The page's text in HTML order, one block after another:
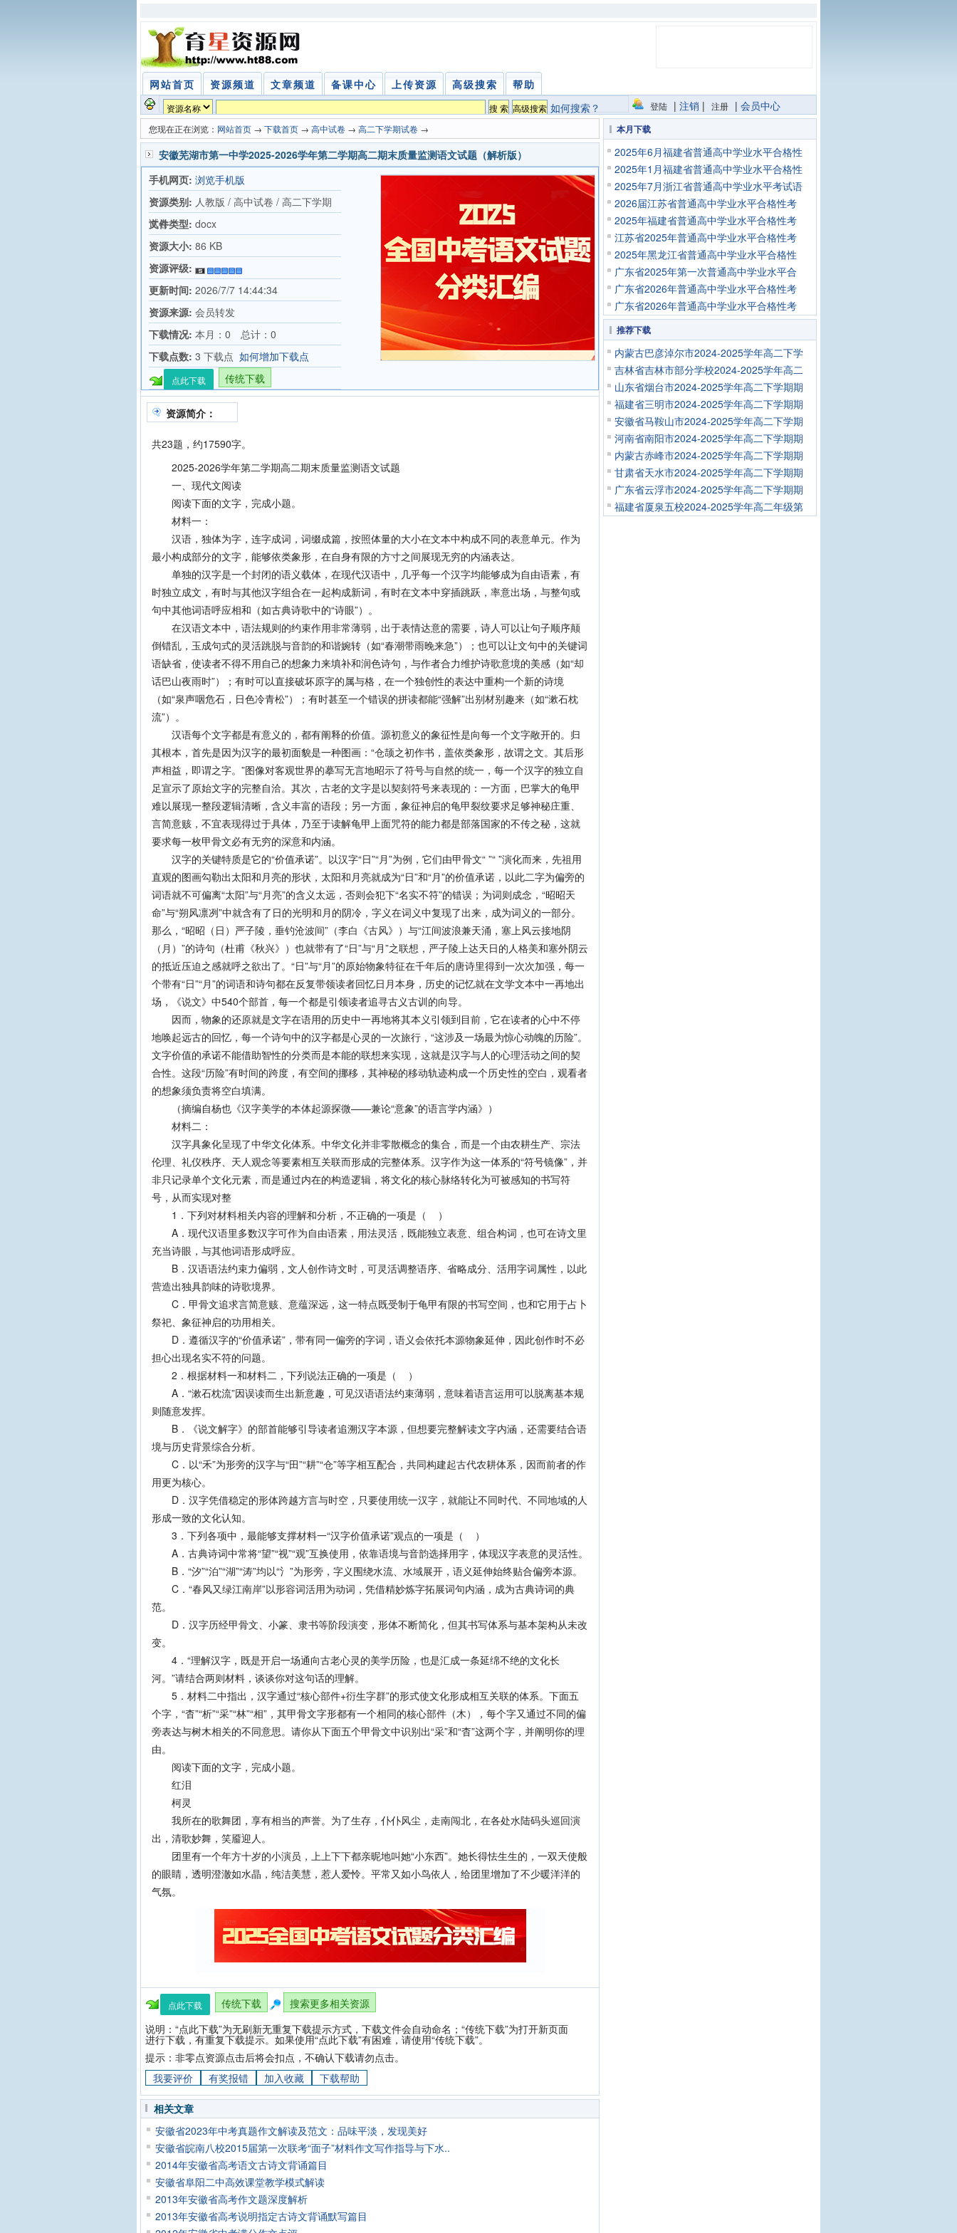
网站首页 资源频道 文章频道 备课中心 上传资源 高级搜索
帮助
如何搜索？
登陆 | 注销 | 注册 | 会员中心
您现在正在浏览： 网站首页 → 下载首页 → 高中试卷 → 高二下学期试卷 →
安徽芜湖市第一中学2025-2026学年第二学期高二期末质量监测语文试题（解析版）
手机网页: 浏览手机版
资源类别: 人教版 / 高中试卷 / 高二下学期
试卷
文件类型: docx
资源大小: 86 KB
资源评级:
更新时间: 2026/7/7 14:44:34
资源来源: 会员转发
下载情况: 本月：0 总计：0
下载点数: 3 下载点 如何增加下载点
点此下载 传统下载
资源简介：
共23题，约17590字。
2025-2026学年第二学期高二期末质量监测语文试题
一、现代文阅读
阅读下面的文字，完成小题。
材料一：
汉语，独体为字，连字成词，词缀成篇，按照体量的大小在文本中构成不同的表意单元。作为
最小构成部分的文字，能够依类象形，在自身有限的方寸之间展现无穷的内涵表达。
单独的汉字是一个封闭的语义载体，在现代汉语中，几乎每一个汉字均能够成为自由语素，有
时独立成文，有时与其他汉字组合在一起构成新词，有时在文本中穿插跳跃，率意出场，与整句或
句中其他词语呼应相和（如古典诗歌中的“诗眼”）。
在汉语文本中，语法规则的约束作用非常薄弱，出于表情达意的需要，诗人可以让句子顺序颠
倒错乱，玉成句式的灵活跳脱与音韵的和谐婉转（如“春潮带雨晚来急”）；也可以让文句中的关键词
语缺省，使读者不得不用自己的想象力来填补和润色诗句，与作者合力维护诗歌意境的美感（如“却
话巴山夜雨时”）；有时可以直接破坏原字的属与格，在一个独创性的表达中重构一个新的诗境
（如“泉声咽危石，日色冷青松”）；有时甚至一个错误的拼读都能“强解”出别材别趣来（如“漱石枕
流”）。
汉语每个文字都是有意义的，都有阐释的价值。源初意义的象征性是向每一个文字敞开的。归
其根本，首先是因为汉字的最初面貌是一种图画：“仓颉之初作书，盖依类象形，故谓之文。其后形
声相益，即谓之字。”图像对客观世界的摹写无言地昭示了符号与自然的统一，每一个汉字的独立自
足宣示了原始文字的完整自洽。其次，古老的文字是以契刻符号来表现的：一方面，巴掌大的龟甲
难以展现一整段逻辑清晰，含义丰富的语段；另一方面，象征神启的龟甲裂纹要求足够神秘庄重、
言简意赅，不宜表现得过于具体，乃至于读解龟甲上面咒符的能力都是部落国家的不传之秘，这就
要求每一枚甲骨文必有无穷的深意和内涵。
汉字的关键特质是它的“价值承诺”。以汉字“日”“月”为例，它们由甲骨文“ ”“ ”演化而来，先祖用
直观的图画勾勒出太阳和月亮的形状，太阳和月亮就成为“日”和“月”的价值承诺，以此二字为偏旁的
词语就不可偏离“太阳”与“月亮”的含义太远，否则会犯下“名实不符”的错误；为词则成念，“昭昭天
命”与“朔风凛冽”中就含有了日的光明和月的阴冷，字义在词义中复现了出来，成为词义的一部分。
那么，“昭昭（日）严子陵，垂钓沧波间”（李白《古风》）与“江间波浪兼天涌，塞上风云接地阴
（月）”的诗句（杜甫《秋兴》）也就带有了“日”与“月”之联想，严子陵上达天日的人格美和塞外阴云
的抵近压迫之感就呼之欲出了。“日”与“月”的原始物象特征在千年后的唐诗里得到一次次加强，每一
个带有“日”“月”的词语和诗句都在反复带领读者回忆日月本身，历史的记忆就在文学文本中一再地出
场，《说文》中540个部首，每一个都是引领读者追寻古义古训的向导。
因而，物象的还原就是文字在语用的历史中一再地将其本义引领到目前，它在读者的心中不停
地唤起远古的回忆，每一个诗句中的汉字都是心灵的一次旅行，“这涉及一场最为惊心动魄的历险”。
文字价值的承诺不能借助智性的分类而是本能的联想来实现，这就是汉字与人的心理活动之间的契
合性。这段“历险”有时间的跨度，有空间的挪移，其神秘的移动轨迹构成一个历史性的空白，观看者
的想象须负责将空白填满。
（摘编自杨也《汉字美学的本体起源探微——兼论“意象”的语言学内涵》）
材料二：
汉字具象化呈现了中华文化体系。中华文化并非零散概念的集合，而是一个由农耕生产、宗法
伦理、礼仪秩序、天人观念等要素相互关联而形成的完整体系。汉字作为这一体系的“符号镜像”，并
非只记录单个文化元素，而是通过内在的构造逻辑，将文化的核心脉络转化为可被感知的书写符
号，从而实现对整
1．下列对材料相关内容的理解和分析，不正确的一项是（ ）
A．现代汉语里多数汉字可作为自由语素，用法灵活，既能独立表意、组合构词，也可在诗文里
充当诗眼，与其他词语形成呼应。
B．汉语语法约束力偏弱，文人创作诗文时，可灵活调整语序、省略成分、活用字词属性，以此
营造出独具韵味的诗歌境界。
C．甲骨文追求言简意赅、意蕴深远，这一特点既受制于龟甲有限的书写空间，也和它用于占卜
祭祀、象征神启的功用相关。
D．遵循汉字的“价值承诺”，带有同一偏旁的字词，语义会依托本源物象延伸，因此创作时不必
担心出现名实不符的问题。
2．根据材料一和材料二，下列说法正确的一项是（ ）
A．“漱石枕流”因误读而生出新意趣，可见汉语语法约束薄弱，意味着语言运用可以脱离基本规
则随意发挥。
B．《说文解字》的部首能够引导读者追溯汉字本源，但想要完整解读文字内涵，还需要结合语
境与历史背景综合分析。
C．以“禾”为形旁的汉字与“田”“耕”“仓”等字相互配合，共同构建起古代农耕体系，因而前者的作
用更为核心。
D．汉字凭借稳定的形体跨越方言与时空，只要使用统一汉字，就能让不同时代、不同地域的人
形成一致的文化认知。
3．下列各项中，最能够支撑材料一“汉字价值承诺”观点的一项是（ ）
A．古典诗词中常将“望”“视”“观”互换使用，依靠语境与音韵选择用字，体现汉字表意的灵活性。
B．“汐”“泊”“湖”“涛”均以“氵”为形旁，字义围绕水流、水域展开，语义延伸始终贴合偏旁本源。
C．“春风又绿江南岸”以形容词活用为动词，凭借精妙炼字拓展词句内涵，成为古典诗词的典
范。
D．汉字历经甲骨文、小篆、隶书等阶段演变，形体不断简化，但其书写体系与基本架构从未改
变。
4．“理解汉字，既是开启一场通向古老心灵的美学历险，也是汇成一条延绵不绝的文化长
河。”请结合两则材料，谈谈你对这句话的理解。
5．材料二中指出，汉字通过“核心部件+衍生字群”的形式使文化形成相互关联的体系。下面五
个字，“杳”“析”“采”“林”“相”，其甲骨文字形都有一个相同的核心部件（木），每个字又通过不同的偏
旁表达与树木相关的不同意思。请你从下面五个甲骨文中识别出“采”和“杳”这两个字，并阐明你的理
由。
阅读下面的文字，完成小题。
红泪
柯灵
我所在的歌舞团，享有相当的声誉。为了生存，仆仆风尘，走南闯北，在各处水陆码头巡回演
出，清歌妙舞，笑靥迎人。
团里有一个年方十岁的小演员，上上下下都亲昵地叫她“小东西”。她长得怯生生的，一双天使般
的眼睛，透明澄澈如水晶，纯洁美慧，惹人爱怜。平常又如小鸟依人，给团里增加了不少暖洋洋的
气氛。
点此下载 传统下载
搜索更多相关资源
说明：“点此下载”为无刷新无重复下载提示方式，下载文件会自动命名；“传统下载”为打开新页面
进行下载，有重复下载提示。如果使用“点此下载”有困难，请使用“传统下载”。
提示：非零点资源点击后将会扣点，不确认下载请勿点击。
我要评价
有奖报错 加入收藏 下载帮助
相关文章
安徽省2023年中考真题作文解读及范文：品味平淡，发现美好
安徽省皖南八校2015届第一次联考“面子”材料作文写作指导与下水..
2014年安徽省高考语文古诗文背诵篇目
安徽省阜阳二中高效课堂教学模式解读
2013年安徽省高考作文题深度解析
2013年安徽省高考说明指定古诗文背诵默写篇目
本月下载
2025年6月福建省普通高中学业水平合格性
2025年1月福建省普通高中学业水平合格性
2025年7月浙江省普通高中学业水平考试语
2026届江苏省普通高中学业水平合格性考
2025年福建省普通高中学业水平合格性考
江苏省2025年普通高中学业水平合格性考
2025年黑龙江省普通高中学业水平合格性
广东省2025年第一次普通高中学业水平合
广东省2026年普通高中学业水平合格性考
广东省2026年普通高中学业水平合格性考
推荐下载
内蒙古巴彦淖尔市2024-2025学年高二下学
吉林省吉林市部分学校2024-2025学年高二
山东省烟台市2024-2025学年高二下学期期
福建省三明市2024-2025学年高二下学期期
安徽省马鞍山市2024-2025学年高二下学期
河南省南阳市2024-2025学年高二下学期期
内蒙古赤峰市2024-2025学年高二下学期期
甘肃省天水市2024-2025学年高二下学期期
广东省云浮市2024-2025学年高二下学期期
福建省厦泉五校2024-2025学年高二年级第